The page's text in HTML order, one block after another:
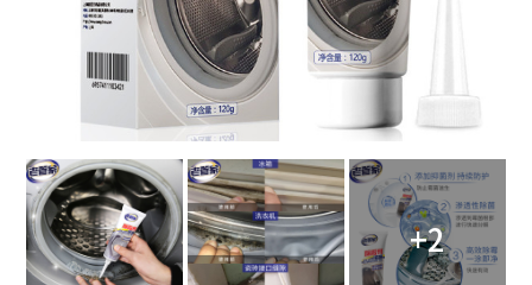
+2